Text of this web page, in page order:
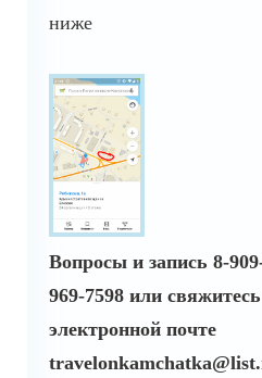
ниже
Вопросы и запись 8-
969-7598 или
электронной почте